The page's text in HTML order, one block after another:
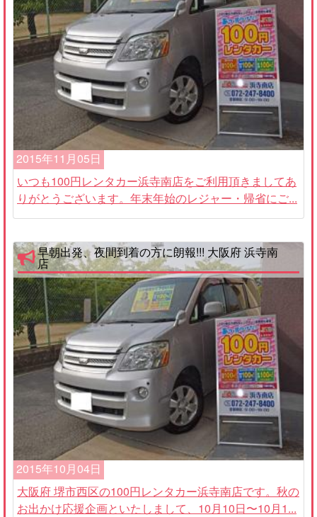
2015年11月05日
いつも100円レンタカー浜寺南店をご利用頂きましてあ
りがとうございます。年末年始のレジャー・帰省にご...
早朝出発、夜間到着の方に朗報!!! 大阪府 浜寺南
店
2015年10月04日
大阪府 堺市西区の100円レンタカー浜寺南店です。秋の
お出かけ応援企画といたしまして、10月10日〜10月1...